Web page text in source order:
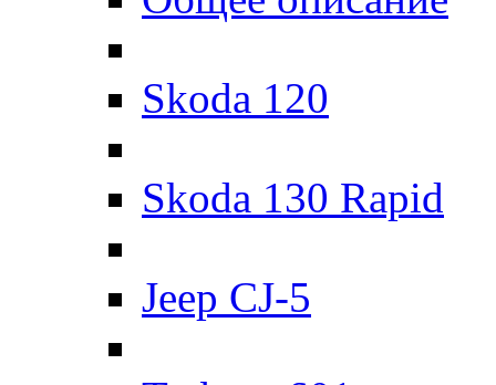
Skoda 120
Skoda 130 Rapid
Jeep CJ-5